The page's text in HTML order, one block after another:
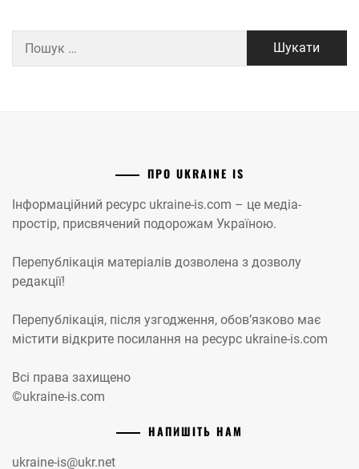
ПРО UKRAINE IS
Інформаційний ресурс ukraine-is.com – це медіа-
простір, присвячений подорожам Україною.
Перепублікація матеріалів дозволена з дозволу
редакції!
Перепублікація, після узгодження, обов’язково має
містити відкрите посилання на ресурс ukraine-is.com
Всі права захищено
©ukraine-is.com
НАПИШІТЬ НАМ
ukraine-is@ukr.net